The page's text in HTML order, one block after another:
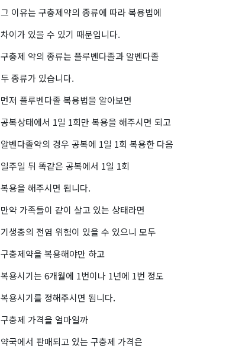
그 이유는 구충제약의 종류에 따라 복용법에
차이가 있을 수 있기 때문입니다.
구충제 약의 종류는 플루벤다졸과 알벤다졸
두 종류가 있습니다.
먼저 플루벤다졸 복용법을 알아보면
공복상태에서 1일 1회만 복용을 해주시면 되고
알벤다졸약의 경우 공복에 1일 1회 복용한 다음
일주일 뒤 똑같은 공복에서 1일 1회
복용을 해주시면 됩니다.
만약 가족들이 같이 살고 있는 상태라면
기생충의 전염 위험이 있을 수 있으니 모두
구충제약을 복용해야만 하고
복용시기는 6개월에 1번이나 1년에 1번 정도
복용시기를 정해주시면 됩니다.
구충제 가격을 얼마일까
약국에서 판매되고 있는 구충제 가격은